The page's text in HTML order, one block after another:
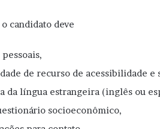
candidato deve
de recurso de acessibilidade e
da língua estrangeira (inglês ou
socioeconômico,